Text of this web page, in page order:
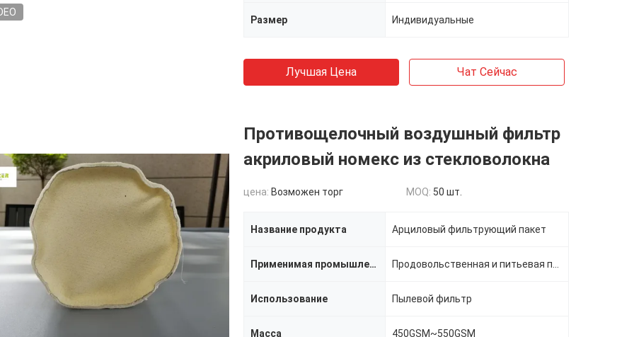
Размер Индивидуальные
Лучшая Цена Чат Сейчас
Противощелочный воздушный фильтр
акриловый номекс из стекловолокна
цена: Возможен торг MOQ: 50 шт.
Название продукта Арциловый фильтрующий пакет
Применимая промышленность
Использование Пылевой фильтр
Масса 450GSM~550GSM